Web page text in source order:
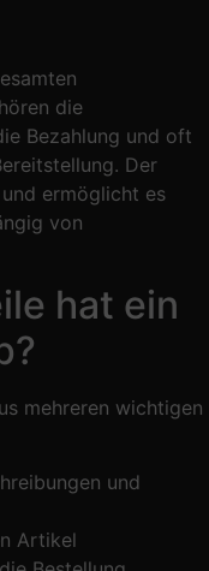
die
Bezahlung und oft
Der
ermöglicht es
von
hat ein
mehreren wichtigen
und
Artikel